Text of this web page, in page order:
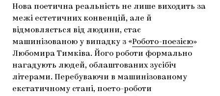
Нова поетична реальність не лише виходить за
межі естетичних конвенцій, але й
відмовляється від людини, стає
машинізованою у випадку з «Робото-поезією»
Любомира Тимківа. Його роботи формально
нагадують людей, облаштованих зусібіч
літерами. Перебуваючи в машинізованому
екстатичному стані, поето-роботи